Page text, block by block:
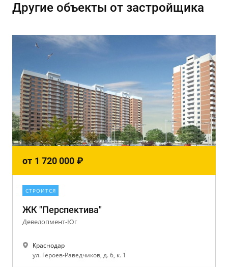
Другие объекты от застройщика
от 1 720 000 ₽
СТРОИТСЯ
ЖК "Перспектива"
Девелопмент-Юг
Краснодар
ул. Героев-Раведчиков, д. 6, к. 1